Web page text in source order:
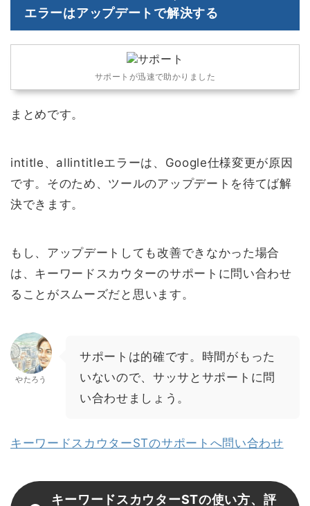
エラーはアップデートで解決する
サポートが迅速で助かりました
まとめです。
intitle、allintitleエラーは、Google仕様変更が原因
です。そのため、ツールのアップデートを待てば解
決できます。
もし、アップデートしても改善できなかった場合
は、キーワードスカウターのサポートに問い合わせ
ることが スムーズだと思います。
やたろう
サポートは的確です。時間がもった
いないので、サッサとサポートに問
い合わせましょう。
キーワードスカウターSTのサポートへ問い合わせ
キーワードスカウターSTの使い方、評